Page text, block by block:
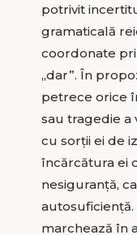
potrivit
gramaticală
coordonate
„dar”. În
petrece orice
sau tragedie a
cu sorţii ei de
încărcătura ei
nesiguranţă,
autosuficienţă.
marchează în